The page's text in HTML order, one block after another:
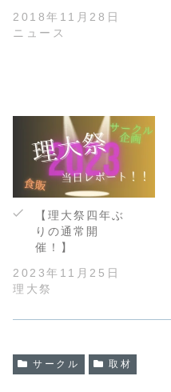
2018年11月28日
ニュース
【理大祭四年ぶ
りの通常開
催！】
2023年11月25日
理大祭
サークル 取材